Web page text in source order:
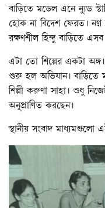
বাড়িতে মডেল এনে ন্যুড
হোক না বিদেশ ফেরত। নগ্ন
রক্ষণশীল হিন্দু বাড়িতে এসব
এটা তো শিল্পের একটা
শুরু হল অভিযান। বাড়িতে
শিল্পী করুণা সাহা। শুধু
অনুপ্রাণিত করছেন।
স্থানীয় সংবাদ মাধ্যমগুলো